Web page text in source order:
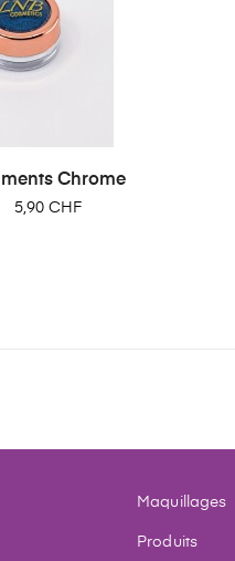
Chrome
Prix
5,90 CHF
Maquillages
Produits